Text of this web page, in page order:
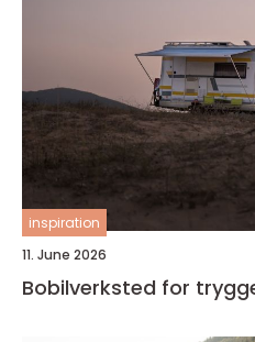
inspiration
11. June 2026
Bobilverksted for